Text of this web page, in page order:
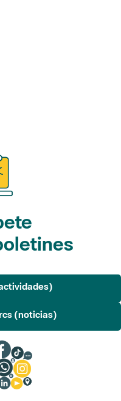
media es de 0 estrellas de
(noticias)